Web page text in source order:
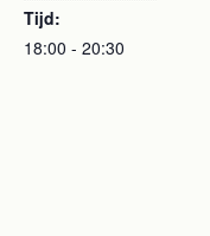
Tijd:
18:00 - 20:30